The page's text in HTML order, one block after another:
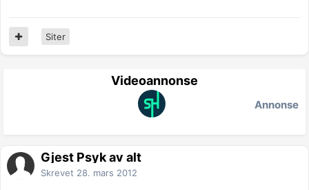
Siter
Videoannonse
Annonse
Gjest Psyk av alt
Skrevet 28. mars 2012